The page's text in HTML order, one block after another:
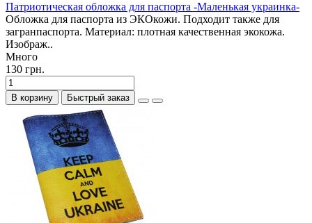
Патриотическая обложка для паспорта -Маленькая украинка-
Обложка для паспорта из ЭКОкожи. Подходит также для
загранпаспорта. Материал: плотная качественная экокожа.
Изображ..
Много
130 грн.
В корзину Быстрый заказ